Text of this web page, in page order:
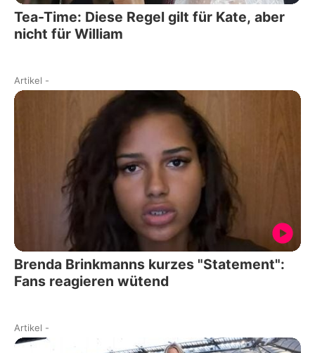
Tea-Time: Diese Regel gilt für Kate, aber
nicht für William
Artikel -
Brenda Brinkmanns kurzes "Statement":
Fans reagieren wütend
Artikel -